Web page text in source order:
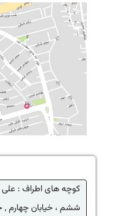
کوچه های اطراف : علی
ششم ، خیابان چهارم ,